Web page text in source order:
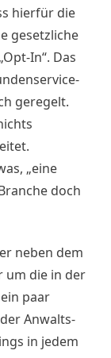
hierfür die
gesetzliche
In“. Das
geregelt.
„eine
doch
neben dem
um die in der
paar
Anwalts-
in jedem